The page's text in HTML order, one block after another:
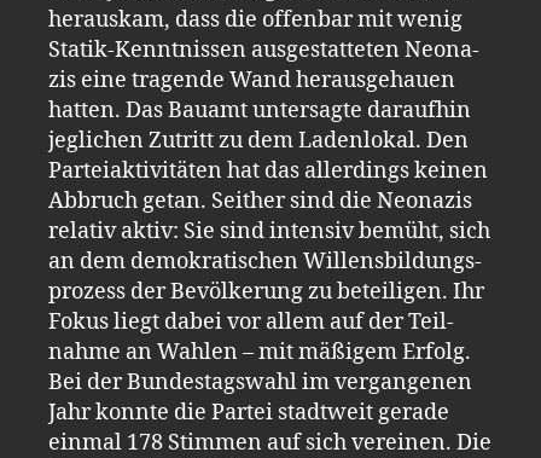
her­aus­kam, dass die of­fen­bar mit wenig
Sta­tik-​Kennt­nis­sen aus­ge­stat­te­ten Neo­na­
zis eine tra­gen­de Wand her­aus­ge­hau­en
hat­ten. Das Bau­amt un­ter­sag­te dar­auf­hin
jeg­li­chen Zu­tritt zu dem La­den­lo­kal. Den
Par­tei­ak­ti­vi­tä­ten hat das al­ler­dings kei­nen
Ab­bruch getan. Seit­her sind die Neo­na­zis
re­la­tiv aktiv: Sie sind in­ten­siv be­müht, sich
an dem de­mo­kra­ti­schen Wil­lens­bil­dungs­
pro­zess der Be­völ­ke­rung zu be­tei­li­gen. Ihr
Fokus liegt dabei vor allem auf der Teil­
nah­me an Wah­len – mit mä­ßi­gem Er­folg.
Bei der Bun­des­tags­wahl im ver­gan­ge­nen
Jahr konn­te die Par­tei stadt­weit ge­ra­de
ein­mal 178 Stim­men auf sich ver­ei­nen. Die